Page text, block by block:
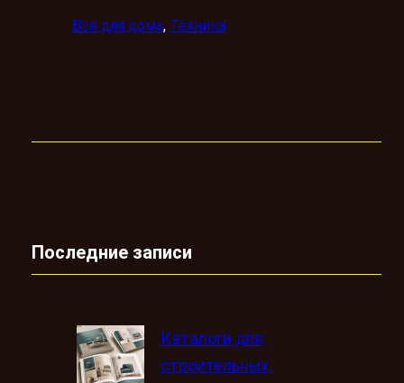
Всё для дома, Техника
Последние записи
Каталоги для
строительных,